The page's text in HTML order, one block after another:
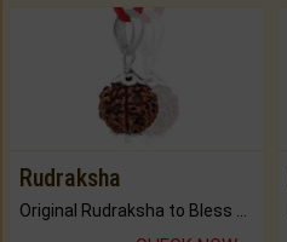
Rudraksha